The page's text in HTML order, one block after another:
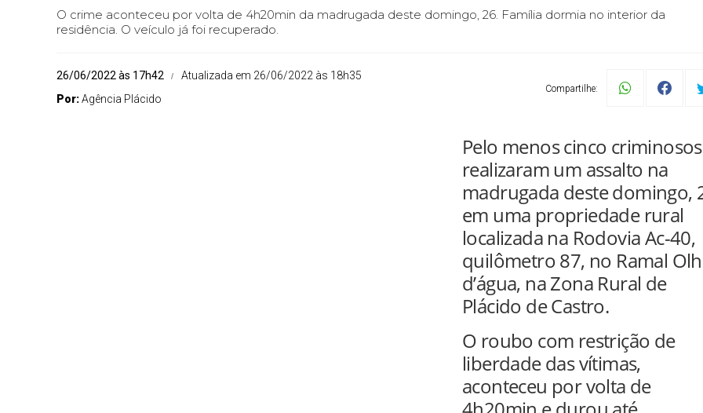
O crime aconteceu por volta de 4h20min da madrugada deste domingo, 26. Família dormia no interior da
residência. O veículo já foi recuperado.
26/06/2022 às 17h42
Atualizada em 26/06/2022 às 18h35
Por:Agência Plácido
Compartilhe:
Pelo menos cinco criminosos
realizaram um assalto na
madrugada deste domingo,
em uma propriedade rural
localizada na Rodovia Ac-40,
quilômetro 87, no Ramal
d’água, na Zona Rural de
Plácido de Castro.
O roubo com restrição de
liberdade das vítimas,
aconteceu por volta de